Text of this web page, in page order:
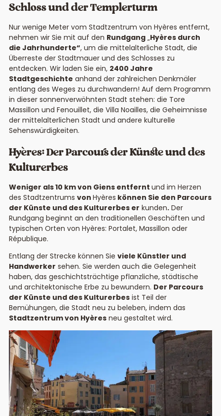
Schloss und der Templerturm
Nur wenige Meter vom Stadtzentrum von Hyères entfernt,
nehmen wir Sie mit auf den Rundgang„Hyères durch
die Jahrhunderte“, um die mittelalterliche Stadt, die
Überreste der Stadtmauer und des Schlosses zu
entdecken. Wir laden Sie ein, 2400 Jahre
Stadtgeschichte anhand der zahlreichen Denkmäler
entlang des Weges zu durchwandern! Auf dem Programm
in dieser sonnenverwöhnten Stadt stehen: die Tore
Massillon und Fenouillet, die Villa Noailles, die Geheimnisse
der mittelalterlichen Stadt und andere kulturelle
Sehenswürdigkeiten.
Hyères: Der Parcours der Künste und des
Kulturerbes
Weniger als 10 km von Giens entfernt und im Herzen
des Stadtzentrums von Hyères können Sie den Parcours
der Künste und des Kulturerbes er kunden.Der
Rundgang beginnt an den traditionellen Geschäften und
typischen Orten von Hyères: Portalet, Massillon oder
République.
Entlang der Strecke können Sie viele Künstler und
Handwerker sehen. Sie werden auch die Gelegenheit
haben, das geschichtsträchtige pflanzliche, städtische
und architektonische Erbe zu bewundern. Der Parcours
der Künste und des Kulturerbesist Teil der
Bemühungen, die Stadt neu zu beleben, indem das
Stadtzentrum von Hyèresneu gestaltet wird.